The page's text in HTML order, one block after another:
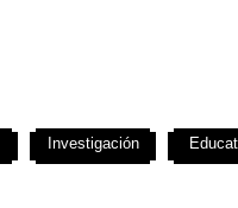
Investigación